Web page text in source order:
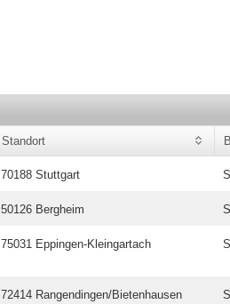
Standort
70188 Stuttgart
50126 Bergheim
75031 Eppingen-Kleingartach
72414 Rangendingen/Bietenhausen